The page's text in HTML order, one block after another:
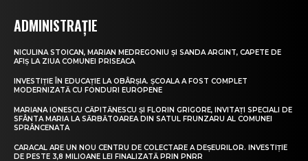
ADMINISTRAȚIE
NICULINA STOICAN, MARIAN MEDREGONIU ȘI SANDA ARGINT, CAPETE DE
AFIȘ LA ZIUA COMUNEI PRISEACA
INVESTIȚIE ÎN EDUCAȚIE LA OBÂRȘIA. ȘCOALA A FOST COMPLET
MODERNIZATĂ CU FONDURI EUROPENE
MARIANA IONESCU CĂPITĂNESCU ȘI FLORIN GRIGORE, INVITAȚI SPECIALI DE
SFÂNTA MARIA LA SĂRBĂTOAREA DIN SATUL FRUNZARU AL COMUNEI
SPRÂNCENATA
CARACAL ARE UN NOU CENTRU DE COLECTARE A DEȘEURILOR. INVESTIȚIE
DE PESTE 3,8 MILIOANE LEI FINALIZATĂ PRIN PNRR